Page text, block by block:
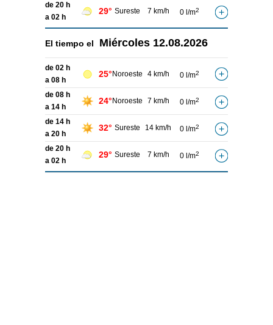
de 20 h
a 02 h
29° Sureste 7 km/h 0 l/m2
El tiempo el Miércoles 12.08.2026
de 02 h
a 08 h
25° Noroeste 4 km/h 0 l/m2
de 08 h
a 14 h
24° Noroeste 7 km/h 0 l/m2
de 14 h
a 20 h
32° Sureste 14 km/h 0 l/m2
de 20 h
a 02 h
29° Sureste 7 km/h 0 l/m2